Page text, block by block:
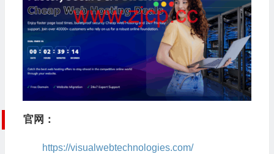
官网：
https://visualwebtechnologies.com/